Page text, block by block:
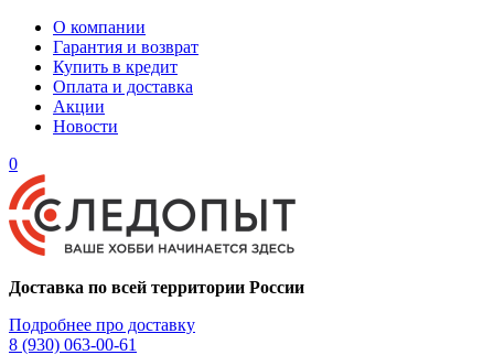
О компании
Гарантия и возврат
Купить в кредит
Оплата и доставка
Акции
Новости
0
Доставка по всей территории России
Подробнее про доставку
8 (930) 063-00-61